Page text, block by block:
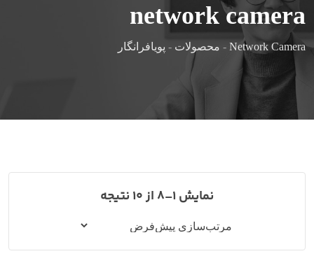
network camera
Network Camera
- محصولات - پویافرانگار
نمایش 1–8 از 10 نتیجه